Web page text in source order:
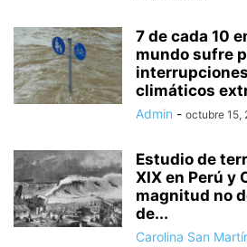
7 de cada 10
mundo sufre
climáticos
Admin - octubre 15,
Estudio de
XIX en Perú y
magnitud no
de...
Carolina San